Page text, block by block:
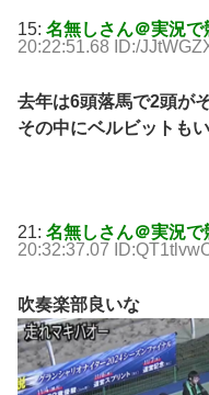
15: 名無しさん＠実況で
20:22:51.68 ID:/
去年は6頭落馬で2頭が
その中にベルビットも
21: 名無しさん＠実況で
20:32:37.07
吹奏楽部良いな